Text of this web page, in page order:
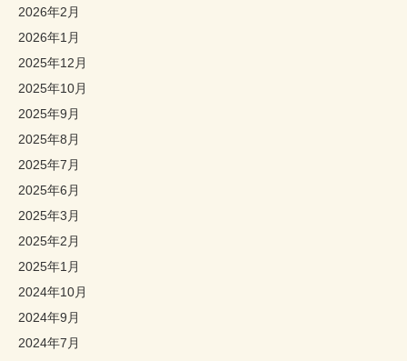
2026年2月
2026年1月
2025年12月
2025年10月
2025年9月
2025年8月
2025年7月
2025年6月
2025年3月
2025年2月
2025年1月
2024年10月
2024年9月
2024年7月